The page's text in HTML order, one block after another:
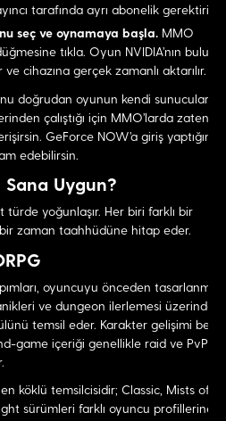
tarafında ayrı abonelik gerektirir.
seç ve oynamaya başla.MMO
tıkla. Oyun NVIDIA'nın bulut
ve cihazına gerçek zamanlı aktarılır.
doğrudan oyunun kendi
çalıştığı için MMO'larda zaten
GeForce NOW'a giriş yaptığın
edebilirsin.
Sana Uygun?
türde yoğunlaşır. Her biri farklı bir
zaman taahhüdüne hitap eder.
oyuncuyu önceden tasarlanmış
ve dungeon ilerlemesi üzerinden
temsil eder. Karakter gelişimi belirli
game içeriği genellikle raid ve PvP
köklü temsilcisidir; Classic, Mists of
sürümleri farklı oyuncu profillerine